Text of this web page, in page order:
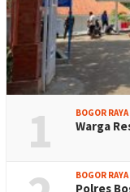
1 BOGOR RAYA
Warga
BOGOR RAYA
Polres